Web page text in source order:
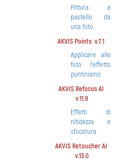
Pittura a
pastello da
una foto
AKVIS Points v.7.1
Applicare alle
foto l'effetto
puntinismo
AKVIS Refocus AI
v.11.9
Effetti di
nitidezza e
sfocatura
AKVIS Retoucher AI
v.13.0